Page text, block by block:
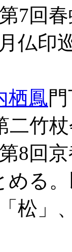
回春
仏印
栖鳳
二竹
回京
める
松」